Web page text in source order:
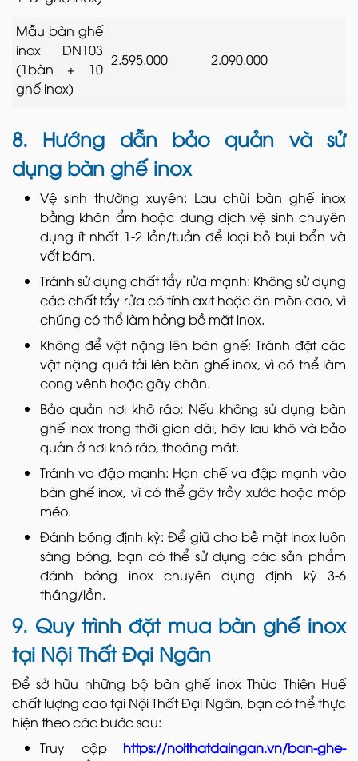
Mẫu bàn ghế
inox DN103
(1bàn + 10
ghế inox)
2.595.000 2.090.000
8. Hướng dẫn bảo quản và sử
dụng bàn ghế inox
Vệ sinh thường xuyên: Lau chùi bàn ghế inox
bằng khăn ẩm hoặc dung dịch vệ sinh chuyên
dụng ít nhất 1-2 lần/tuần để loại bỏ bụi bẩn và
vết bám.
Tránh sử dụng chất tẩy rửa mạnh: Không sử dụng
các chất tẩy rửa có tính axit hoặc ăn mòn cao, vì
chúng có thể làm hỏng bề mặt inox.
Không để vật nặng lên bàn ghế: Tránh đặt các
vật nặng quá tải lên bàn ghế inox, vì có thể làm
cong vênh hoặc gãy chân.
Bảo quản nơi khô ráo: Nếu không sử dụng bàn
ghế inox trong thời gian dài, hãy lau khô và bảo
quản ở nơi khô ráo, thoáng mát.
Tránh va đập mạnh: Hạn chế va đập mạnh vào
bàn ghế inox, vì có thể gây trầy xước hoặc móp
méo.
Đánh bóng định kỳ: Để giữ cho bề mặt inox luôn
sáng bóng, bạn có thể sử dụng các sản phẩm
đánh bóng inox chuyên dụng định kỳ 3-6
tháng/lần.
9. Quy trình đặt mua bàn ghế inox
tại Nội Thất Đại Ngân
Để sở hữu những bộ bàn ghế inox Thừa Thiên Huế
chất lượng cao tại Nội Thất Đại Ngân, bạn có thể thực
hiện theo các bước sau:
Truy cập https://noithatdaingan.vn/ban-ghe-